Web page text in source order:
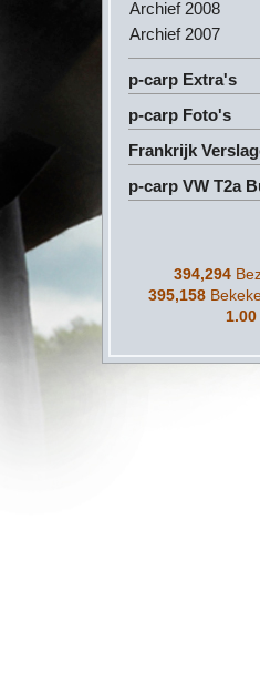
Archief 2008
Archief 2007
p-carp Extra's
p-carp Foto's
Frankrijk
p-carp VW T2a
394,294
395,158
1.00